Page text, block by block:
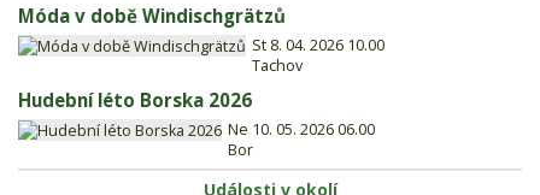
Móda v době Windischgrätzů
St 8. 04. 2026 10.00
Tachov
Hudební léto Borska 2026
Ne 10. 05. 2026 06.00
Bor
Události v okolí